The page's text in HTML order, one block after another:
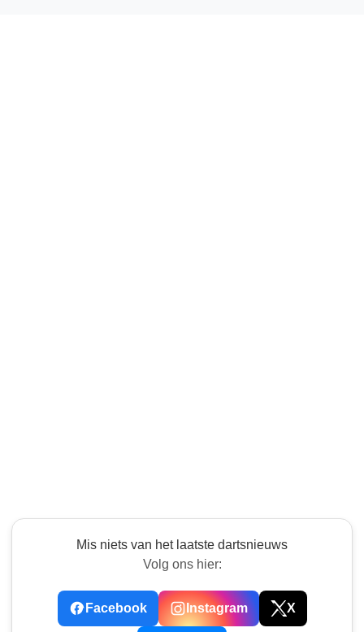
Mis niets van het laatste dartsnieuws
Volg ons hier:
Facebook Instagram X